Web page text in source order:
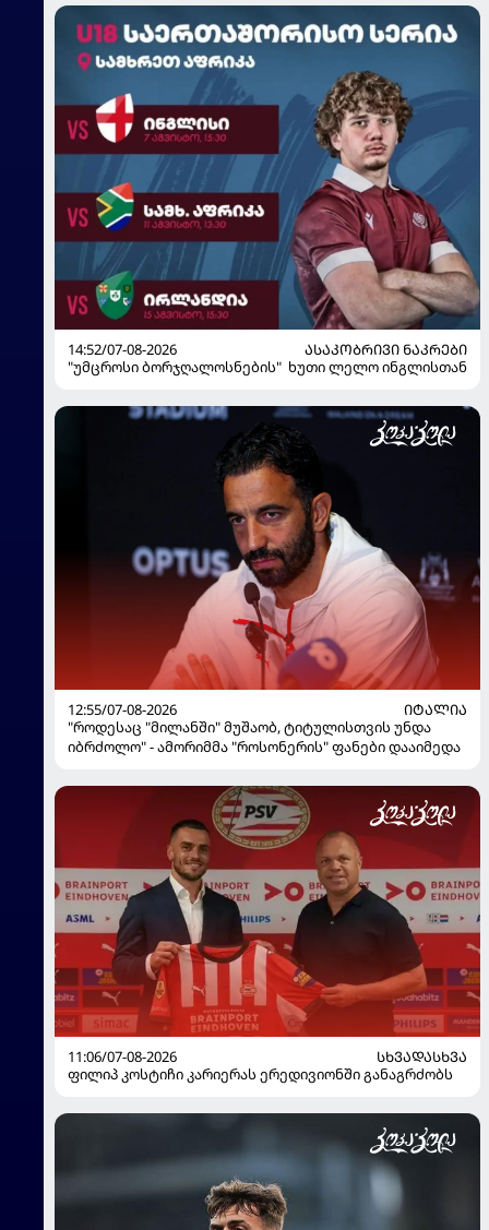
14:52/07-08-2026
ᲐᲡᲐᲙᲝᲑᲠᲘᲕᲘ ᲜᲐᲙᲠᲔᲑᲘ
"უმცროსი ბორჯღალოსნების" ხუთი ლელო ინგლისთან
12:55/07-08-2026
ᲘᲢᲐᲚᲘᲐ
"როდესაც "მილანში" მუშაობ, ტიტულისთვის უნდა
იბრძოლო" - ამორიმმა "როსონერის" ფანები დააიმედა
11:06/07-08-2026
ᲡᲮᲕᲐᲓᲐᲡᲮᲕᲐ
ფილიპ კოსტიჩი კარიერას ერედივიონში განაგრძობს